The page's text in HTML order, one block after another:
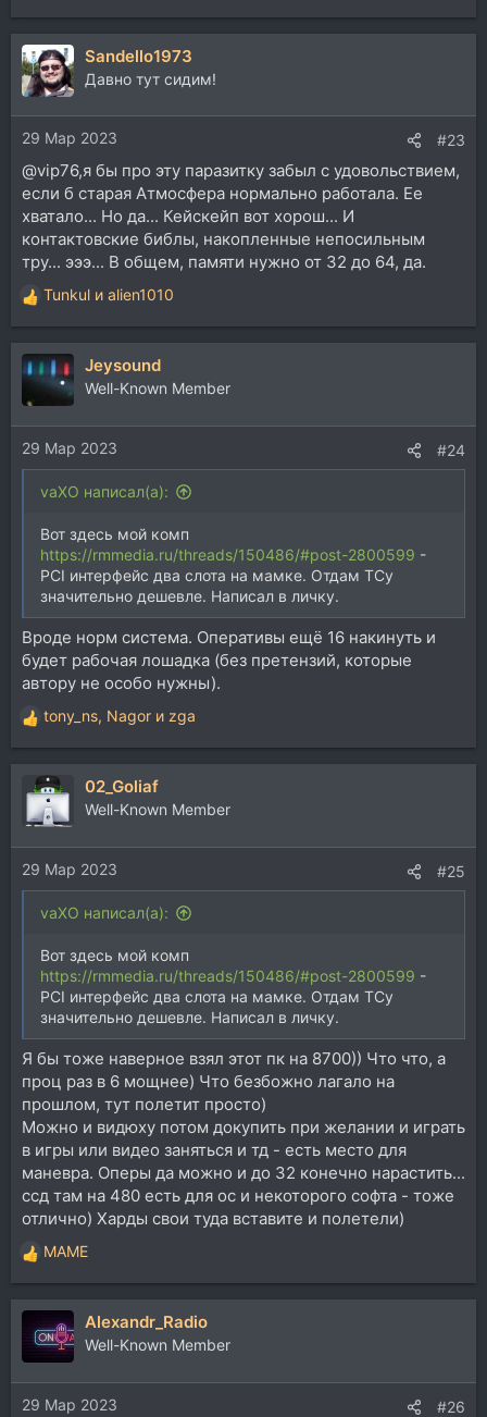
Sandello1973
Давно тут сидим!
29 Мар 2023 #23
@vip76,я бы про эту паразитку забыл с удовольствием,
если б старая Атмосфера нормально работала. Ее
хватало... Но да... Кейскейп вот хорош... И
контактовские библы, накопленные непосильным
тру... эээ... В общем, памяти нужно от 32 до 64, да.
Р
е
а
к
ц
и
и
:
Tunkul и alien1010
Jeysound
Well-Known Member
29 Мар 2023 #24
vaXO написал(а):
Вот здесь мой комп
https://rmmedia.ru/threads/150486/#post-2800599 -
PCI интерфейс два слота на мамке. Отдам ТСу
значительно дешевле. Написал в личку.
Вроде норм система. Оперативы ещё 16 накинуть и
будет рабочая лошадка (без претензий, которые
автору не особо нужны).
Р
е
а
и
и
:
tony_ns, Nagor и zga
02_Goliaf
Well-Known Member
29 Мар 2023 #25
vaXO написал(а):
Вот здесь мой комп
https://rmmedia.ru/threads/150486/#post-2800599 -
PCI интерфейс два слота на мамке. Отдам ТСу
значительно дешевле. Написал в личку.
Я бы тоже наверное взял этот пк на 8700)) Что что, а
проц раз в 6 мощнее) Что безбожно лагало на
прошлом, тут полетит просто)
Можно и видюху потом докупить при желании и играть
в игры или видео заняться и тд - есть место для
маневра. Оперы да можно и до 32 конечно нарастить...
ссд там на 480 есть для ос и некоторого софта - тоже
отлично) Харды свои туда вставите и полетели)
Р
е
а
и
и
:
MAME
Alexandr_Radio
Well-Known Member
29 Мар 2023 #26